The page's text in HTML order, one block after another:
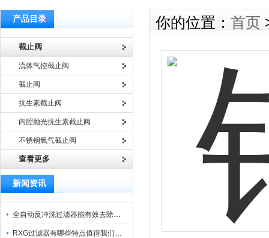
产品目录
截止阀
流体气控截止阀
截止阀
抗生素截止阀
内腔抛光抗生素截止阀
不锈钢氧气截止阀
查看更多
新闻资讯
全自动反冲洗过滤器能有效去除过滤介质上的杂质
RXG过滤器有哪些特点值得我们选择？
你的位置： 首页